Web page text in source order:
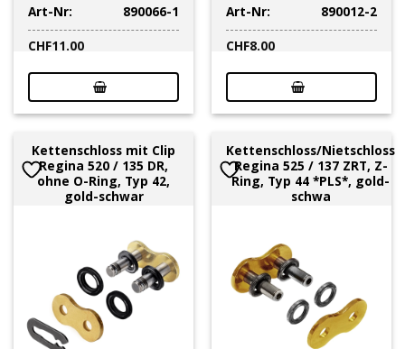
Art-Nr:
890066-1
CHF11.00
Art-Nr:
890012-2
CHF8.00
Kettenschloss mit Clip
Regina 520 / 135 DR,
ohne O-Ring, Typ 42,
gold-schwar
Kettenschloss/Nietschloss
Regina 525 / 137 ZRT, Z-
Ring, Typ 44 *PLS*, gold-
schwa